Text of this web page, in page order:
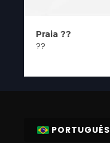
Praia ??
??
PORTUGUÊS